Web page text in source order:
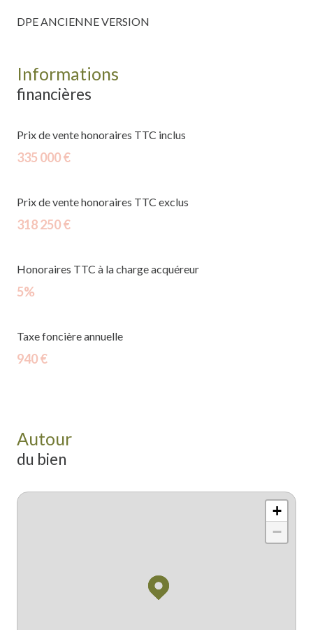
DPE ANCIENNE VERSION
Informations
financières
Prix de vente honoraires TTC inclus
335 000 €
Prix de vente honoraires TTC exclus
318 250 €
Honoraires TTC à la charge acquéreur
5%
Taxe foncière annuelle
940 €
Autour
du bien
+
−